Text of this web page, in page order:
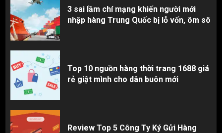
3 sai lầm chí mạng khiến người mới
nhập hàng Trung Quốc bị lỗ vốn, ôm sô
Top 10 nguồn hàng thời trang 1688 giá
rẻ giật mình cho dân buôn mới
Review Top 5 Công Ty Ký Gửi Hàng